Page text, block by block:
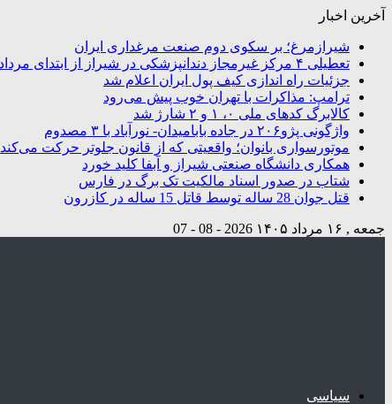
آخرین اخبار
شیرازمرغ؛ بر سکوی دوم صنعت مرغداری ایران
تعطیلی ۴ مرکز غیرمجاز دندانپزشکی در شیراز از ابتدای مردادماه تاکنون
جزئیات راه اندازی کیف پول ایران اعلام شد
ترامپ: مذاکرات با تهران خوب پیش می‌رود
کالابرگ کدهای ملی ۰، ۱ و ۲ شارژ شد
واژگونی پژو۲۰۶ در جاده بابامیدان- نورآباد با ۳ مصدوم
موتورسواری بانوان؛ واقعیتی که از قانون جلوتر حرکت می‌کند
همکاری دانشگاه صنعتی شیراز و آبفا کلید خورد
شتاب در صدور اسناد مالکیت تک برگ در فارس
قتل جوان 28 ساله توسط قاتل 15 ساله در کازرون
جمعه , ۱۶ مرداد ۱۴۰۵ 2026 - 08 - 07
سیاسی